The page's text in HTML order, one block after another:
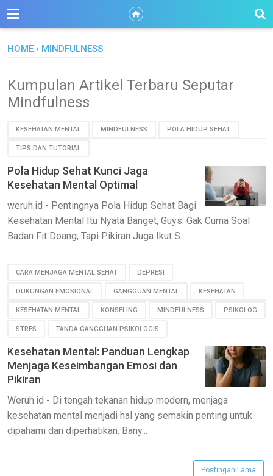
HOME › MINDFULNESS
Kumpulan Artikel Terbaru Seputar
Mindfulness
KESEHATAN MENTAL MINDFULNESS POLA HIDUP SEHAT
TIPS DAN TUTORIAL
Pola Hidup Sehat Kunci Jaga
Kesehatan Mental Optimal
weruh.id - Pentingnya Pola Hidup Sehat Bagi
Kesehatan Mental Itu Nyata Banget, Guys. Gak Cuma Soal
Badan Fit Doang, Tapi Pikiran Juga Ikut S...
CARA MENJAGA MENTAL SEHAT DEPRESI
DUKUNGAN EMOSIONAL GANGGUAN MENTAL KESEHATAN
KESEHATAN MENTAL KONSELING MINDFULNESS PSIKOLOG
STRES TANDA GANGGUAN PSIKOLOGIS
Kesehatan Mental: Panduan Lengkap
Menjaga Keseimbangan Emosi dan
Pikiran
Weruh.id - Di tengah tekanan hidup modern, menjaga
kesehatan mental menjadi hal yang semakin penting untuk
dipahami dan diperhatikan. Bany...
Postingan Lama